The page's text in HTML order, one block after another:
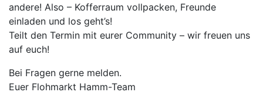
andere! Also – Kofferraum vollpacken, Freunde
einladen und los geht’s!
Teilt den Termin mit eurer Community – wir freuen uns
auf euch!
Bei Fragen gerne melden.
Euer Flohmarkt Hamm-Team